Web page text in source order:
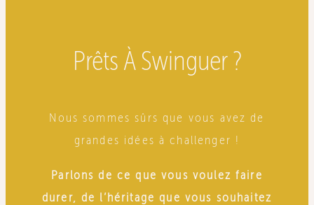
Prêts À Swinguer ?
Nous sommes sûrs que vous avez de
grandes idées à challenger !
Parlons de ce que vous voulez faire
durer, de l’héritage que vous souhaitez